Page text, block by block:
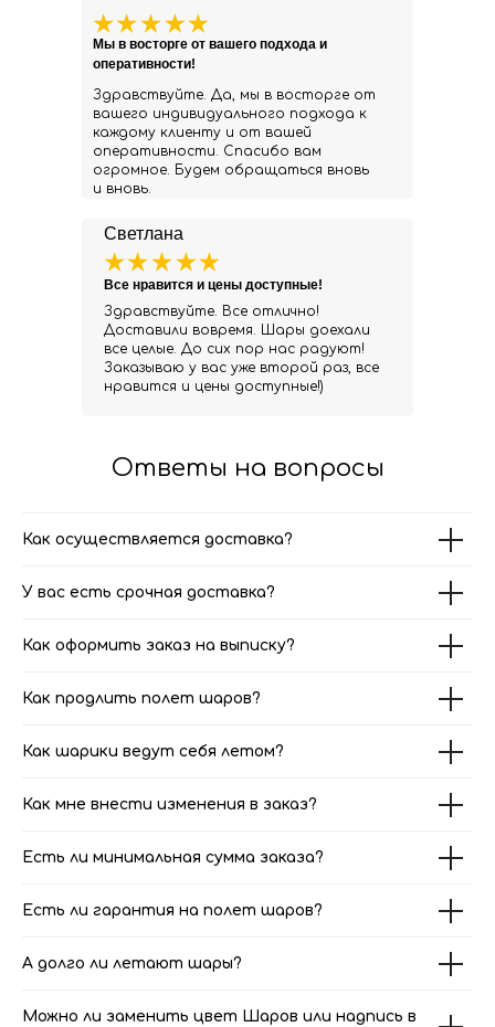
Здравствуйте. Да, мы в восторге от
вашего индивидуального подхода к
каждому клиенту и от вашей
оперативности. Спасибо вам
огромное. Будем обращаться вновь
и вновь.
Мы в восторге от вашего подхода и
оперативности!
Светлана
Здравствуйте. Все отлично!
Доставили вовремя. Шары доехали
все целые. До сих пор нас радуют!
Заказываю у вас уже второй раз, все
нравится и цены доступные!)
Все нравится и цены доступные!
Ответы на вопросы
Как осуществляется доставка?
У вас есть срочная доставка?
Как оформить заказ на выписку?
Как продлить полет шаров?
Как шарики ведут себя летом?
Как мне внести изменения в заказ?
Есть ли минимальная сумма заказа?
Есть ли гарантия на полет шаров?
А долго ли летают шары?
Можно ли заменить цвет Шаров или надпись в